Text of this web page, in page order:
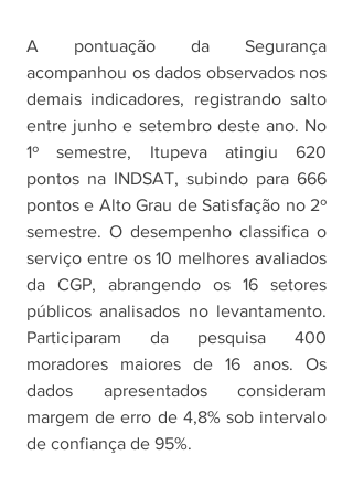
A pontuação da Segurança
acompanhou os dados observados nos
demais indicadores, registrando salto
entre junho e setembro deste ano. No
1º semestre, Itupeva atingiu 620
pontos na INDSAT, subindo para 666
pontos e Alto Grau de Satisfação no 2º
semestre. O desempenho classifica o
serviço entre os 10 melhores avaliados
da CGP, abrangendo os 16 setores
públicos analisados no levantamento.
Participaram da pesquisa 400
moradores maiores de 16 anos. Os
dados apresentados consideram
margem de erro de 4,8% sob intervalo
de confiança de 95%.